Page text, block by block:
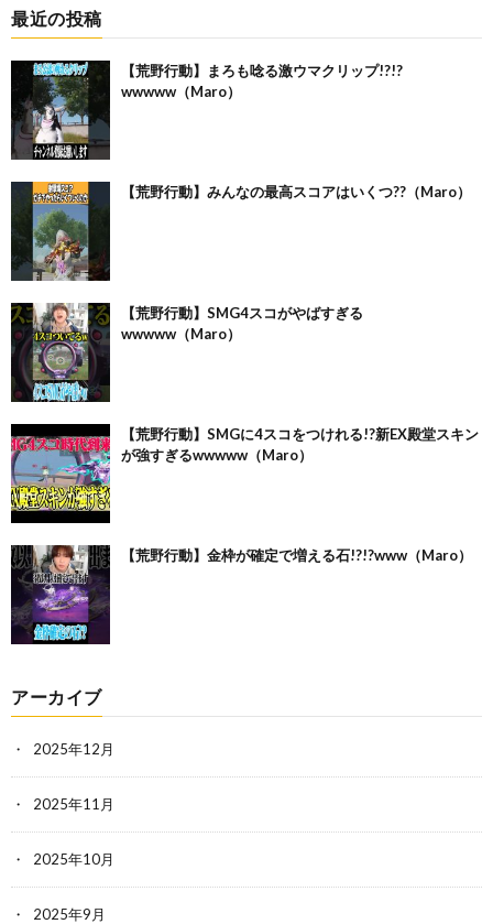
最近の投稿
【荒野行動】まろも唸る激ウマクリップ!?!?
wwwww（Maro）
【荒野行動】みんなの最高スコアはいくつ??（Maro）
【荒野行動】SMG4スコがやばすぎる
wwwww（Maro）
【荒野行動】SMGに4スコをつけれる!?新EX殿堂スキン
が強すぎるwwwww（Maro）
【荒野行動】金枠が確定で増える石!?!?www（Maro）
アーカイブ
2025年12月
2025年11月
2025年10月
2025年9月